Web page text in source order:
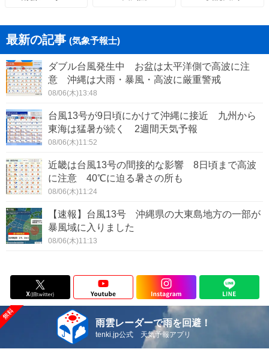
最新の記事 (気象予報士)
ダブル台風発生中 お盆は太平洋側で高波に注
意 沖縄は大雨・暴風・高波に厳重警戒
08/06(木)13:48
台風13号が9日頃にかけて沖縄に接近 九州から
東海は猛暑が続く 2週間天気予報
08/06(木)11:52
近畿は台風13号の間接的な影響 8日頃まで高波
に注意 40℃に迫る暑さの所も
08/06(木)11:24
【速報】台風13号 沖縄県の大東島地方の一部が
暴風域に入りました
08/06(木)11:13
雨雲レーダーで雨を回避！
tenki.jp公式 天気予報アプリ